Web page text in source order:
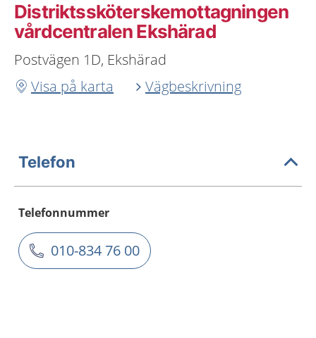
Distriktssköterskemottagningen
vårdcentralen Ekshärad
Postvägen 1D, Ekshärad
Visa på karta
Vägbeskrivning
Telefon
Telefonnummer
010-834 76 00